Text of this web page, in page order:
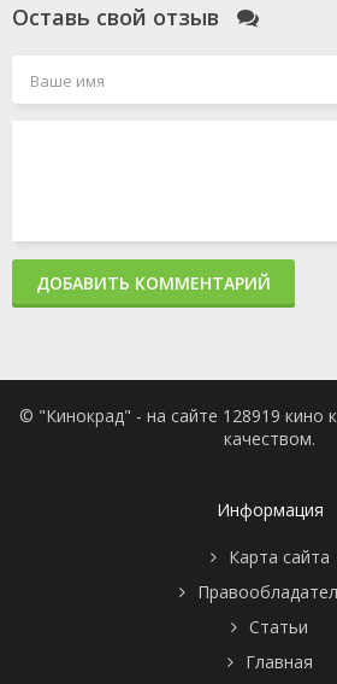
Оставь свой отзыв
ДОБАВИТЬ КОММЕНТАРИЙ
© "Кинокрад" - на сайте 128919 кино
качеством.
Информация
Карта сайта
Статьи
Главная